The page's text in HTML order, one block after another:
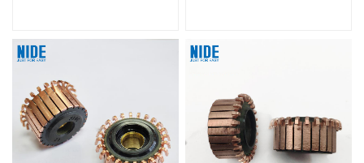
gospodinjske
aparate
aparate